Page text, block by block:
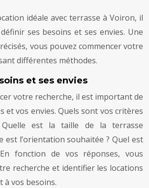
idéale avec terrasse à Voiron, il
ses besoins et ses envies. Une
vous pouvez commencer votre
différentes méthodes.
et ses envies
votre recherche, il est important de
et vos envies. Quels sont vos critères
est la taille de la terrasse
est l’orientation souhaitée ? Quel est
fonction de vos réponses, vous
recherche et identifier les locations
à vos besoins.